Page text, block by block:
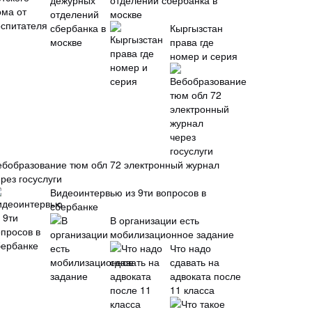
москве
Кыргызстан
права где
номер и серия
тюм обл 72 электронный журнал
госуслуги
Видеоинтервью из 9ти вопросов в
сбербанке
В организации есть
мобилизационное задание
Что надо
сдавать на
адвоката после
11 класса